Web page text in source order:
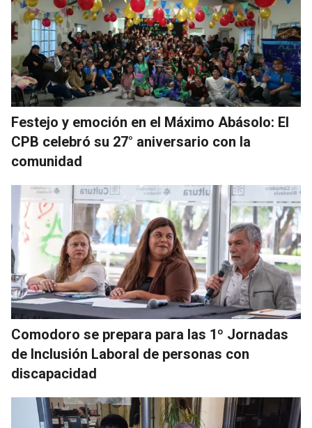
Festejo y emoción en el Máximo Abásolo: El
CPB celebró su 27° aniversario con la
comunidad
Comodoro se prepara para las 1º Jornadas
de Inclusión Laboral de personas con
discapacidad